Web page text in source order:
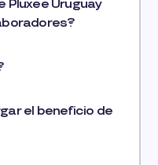
Pluxee Uruguay
el beneficio de